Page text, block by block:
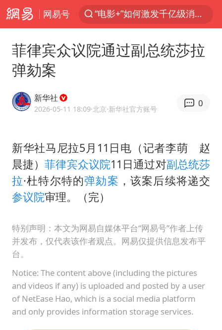
网易号
全球首个长时储能一体化产业园量产
上海：台风白海豚或将带来龙卷风
名创优品回应女子吐槽内裤质量差
胜宏科技：股票交易异常波动
中国女篮70-67险胜尼日利亚女篮
胡彦斌获《歌手2026》歌王
38岁演员求职万岁山NPC成功
我国外贸延续良好增长态势
夯实基础开新局
菲律宾众议院通过副总统莎拉
弹劾案
新华社
2026-05-11 18:09·北京·新华社官方账号
0
新华社马尼拉5月11日电（记者李萌 赵
晨捷）菲律宾众议院11日通过对副总统莎
拉·杜特尔特的弹劾案 ，该案后续将递交
参议院审理。（完）
特别声明：本文为网易自媒体平台“网易号”作者上传
并发布，仅代表该作者观点。网易仅提供信息发布平
台。
Notice: The content above (including the pictures
and videos if any) is uploaded and posted by a user
of NetEase Hao, which is a social media platform
and only provides information storage services.